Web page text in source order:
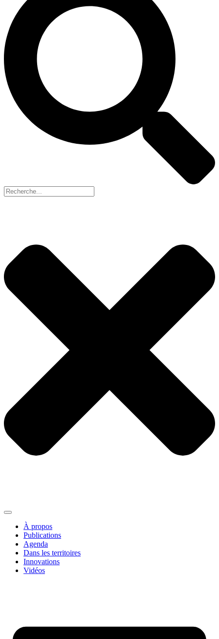
À propos
Publications
Agenda
Dans les territoires
Innovations
Vidéos